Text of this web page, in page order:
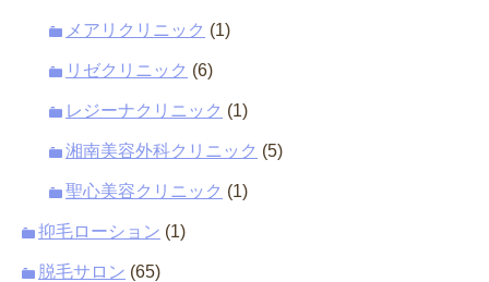
メアリクリニック (1)
リゼクリニック (6)
レジーナクリニック (1)
湘南美容外科クリニック (5)
聖心美容クリニック (1)
抑毛ローション (1)
脱毛サロン (65)